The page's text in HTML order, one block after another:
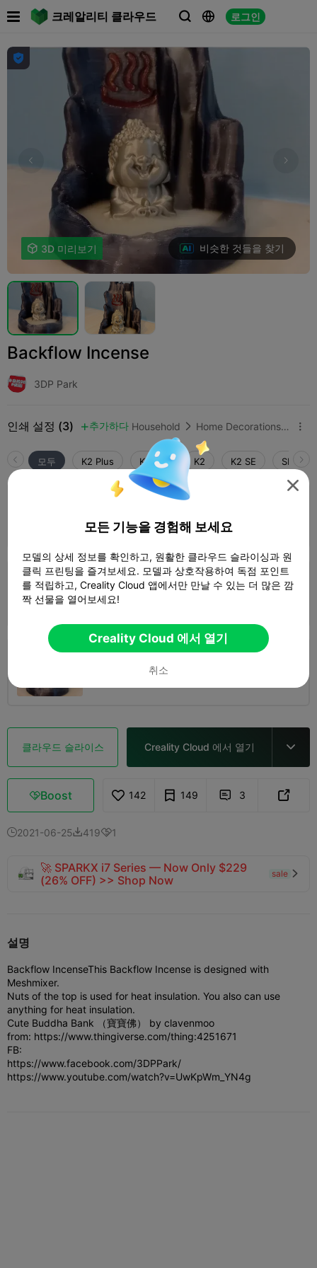
크레알리티 클라우드   로그인


 3D 미리보기 비슷한 것들을 찾기
Backflow Incense
3DP Park
인쇄 설정 (3)  추가하다 Household  Home Decorations & Ornaments 
모두 K2 Plus K2 Pro K2 K2 SE
0.2mm layer, 3 walls, 15% infill
 04h 46m  1 플레이트
0.2mm layer, 3 walls, 15% infill

클라우드 슬라이스 Creality Cloud 에서 열기 
Boost 142 149  3 
2021-06-254191
🚀 SPARKX i7 Series — Now Only $229
(26% OFF) >> Shop Now
sale 
설명
Backflow IncenseThis Backflow Incense is designed with
Meshmixer.
Nuts of the top is used for heat insulation. You also can use
anything for heat insulation.
Cute Buddha Bank （寶寶佛） by clavenmoo
from: https://www.thingiverse.com/thing:4251671
FB:
https://www.facebook.com/3DPPark/
https://www.youtube.com/watch?v=UwKpWm_YN4g

모든 기능을 경험해 보세요
모델의 상세 정보를 확인하고, 원활한 클라우드 슬라이싱과 원
클릭 프린팅을 즐겨보세요. 모델과 상호작용하여 독점 포인트
를 적립하고, Creality Cloud 앱에서만 만날 수 있는 더 많은 깜
짝 선물을 열어보세요!
Creality Cloud 에서 열기
취소